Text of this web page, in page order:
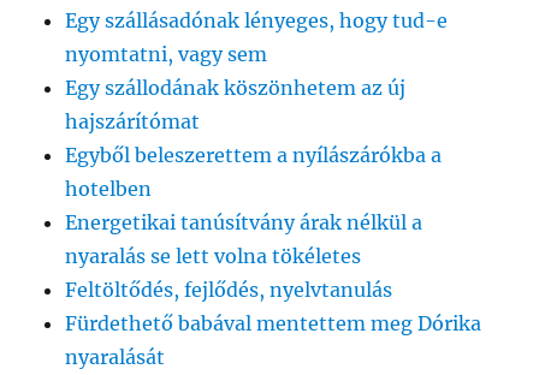
Egy szállásadónak lényeges, hogy tud-e
nyomtatni, vagy sem
Egy szállodának köszönhetem az új
hajszárítómat
Egyből beleszerettem a nyílászárókba a
hotelben
Energetikai tanúsítvány árak nélkül a
nyaralás se lett volna tökéletes
Feltöltődés, fejlődés, nyelvtanulás
Fürdethető babával mentettem meg Dórika
nyaralását